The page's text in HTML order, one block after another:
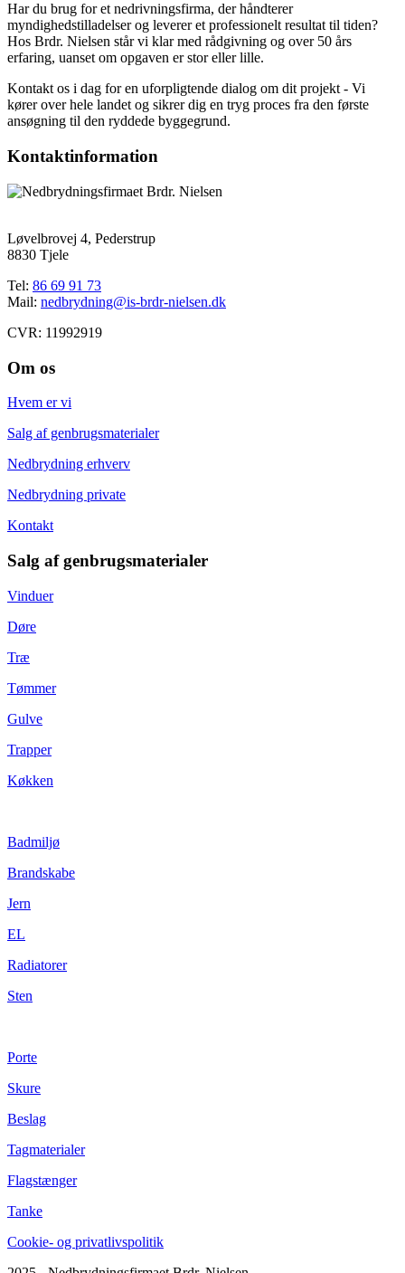
Har du brug for et nedrivningsfirma, der håndterer
myndighedstilladelser og leverer et professionelt resultat til tiden?
Hos Brdr. Nielsen står vi klar med rådgivning og over 50 års
erfaring, uanset om opgaven er stor eller lille.
Kontakt os i dag for en uforpligtende dialog om dit projekt - Vi
kører over hele landet og sikrer dig en tryg proces fra den første
ansøgning til den ryddede byggegrund.
Kontaktinformation
Løvelbrovej 4, Pederstrup
8830 Tjele
Tel: 86 69 91 73
Mail: nedbrydning@is-brdr-nielsen.dk
CVR: 11992919
Om os
Hvem er vi
Salg af genbrugsmaterialer
Nedbrydning erhverv
Nedbrydning private
Kontakt
Salg af genbrugsmaterialer
Vinduer
Døre
Træ
Tømmer
Gulve
Trapper
Køkken
Badmiljø
Brandskabe
Jern
EL
Radiatorer
Sten
Porte
Skure
Beslag
Tagmaterialer
Flagstænger
Tanke
Cookie- og privatlivspolitik